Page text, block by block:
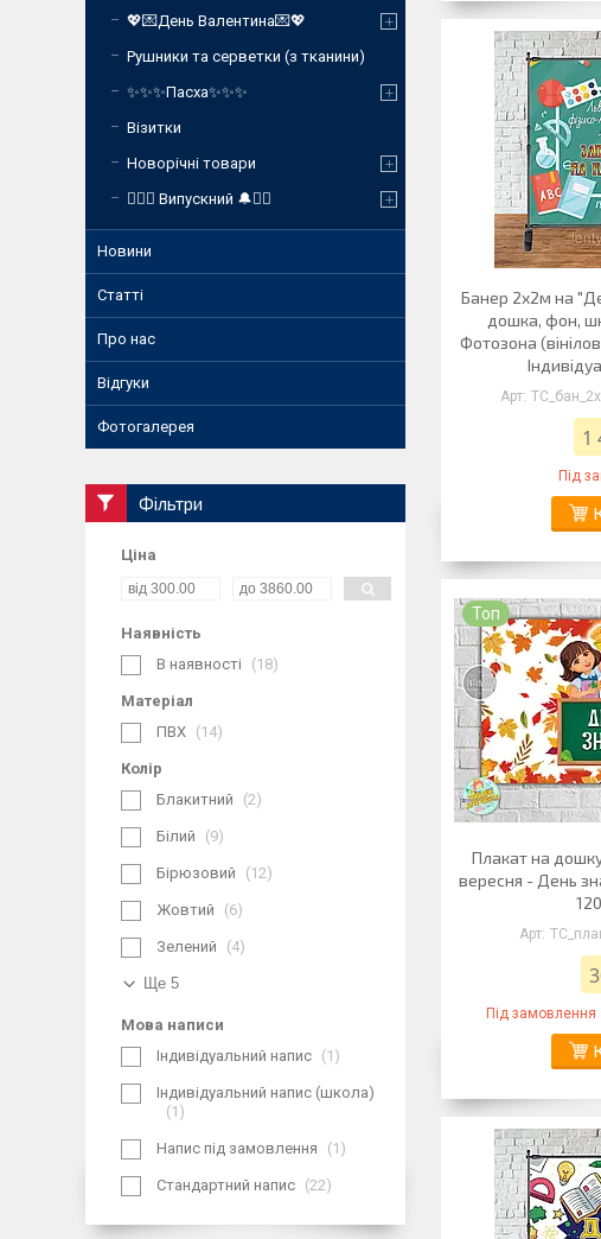
Банер 2х2м на
дошка, фон,
Фотозона
1
Під
Топ
Плакат на дошку
вересня - День
Під замовлення
💖💌День Валентина💌💖
Рушники та серветки (з тканини)
✨✨✨Пасха✨✨✨
Візитки
Новорічні товари
❤️‍🔥🔔 Випускний 🔔❤️‍🔥
Новини
Статті
Про нас
Відгуки
Фотогалерея
Фільтри
Ціна
Наявність
В наявності
18
Матеріал
ПВХ
14
Колір
Блакитний
2
Білий 9
Бірюзовий 12
Жовтий 6
Зелений 4
Ще 5
Мова написи
Індивідуальний напис
1
Індивідуальний напис (школа)
1
Напис під замовлення 1
Стандартний напис 22